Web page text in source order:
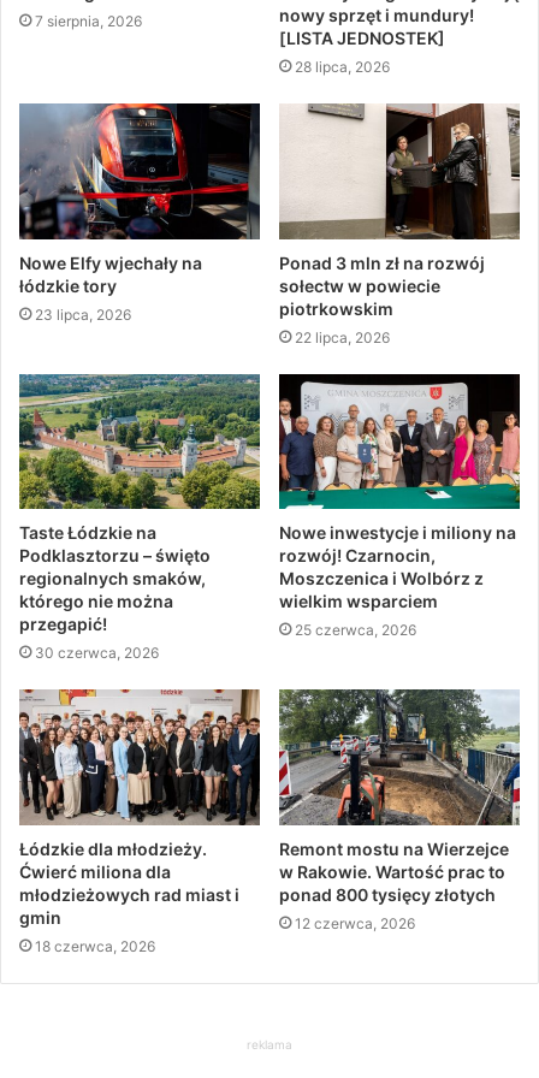
7 sierpnia, 2026
nowy sprzęt i mundury!
[LISTA JEDNOSTEK]
28 lipca, 2026
Nowe Elfy wjechały na
łódzkie tory
23 lipca, 2026
Ponad 3 mln zł na rozwój
sołectw w powiecie
piotrkowskim
22 lipca, 2026
Taste Łódzkie na
Podklasztorzu – święto
regionalnych smaków,
którego nie można
przegapić!
30 czerwca, 2026
Nowe inwestycje i miliony na
rozwój! Czarnocin,
Moszczenica i Wolbórz z
wielkim wsparciem
25 czerwca, 2026
Łódzkie dla młodzieży.
Ćwierć miliona dla
młodzieżowych rad miast i
gmin
18 czerwca, 2026
Remont mostu na Wierzejce
w Rakowie. Wartość prac to
ponad 800 tysięcy złotych
12 czerwca, 2026
reklama